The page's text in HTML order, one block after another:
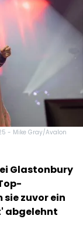
- Mike Gray/Avalon
Glastonbury
zuvor ein
abgelehnt